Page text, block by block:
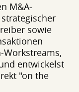
M&A-
sowie
entwickelst
"on the